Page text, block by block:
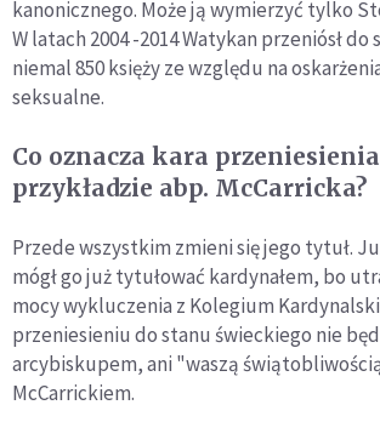
kanonicznego. Może ją wymierzyć tylko
W latach 2004 -2014 Watykan przeniósł
niemal 850 księży ze względu na
seksualne.
Co oznacza kara
przykładzie abp. McCarricka?
Przede wszystkim zmieni się jego tytuł.
mógł go już tytułować kardynałem, bo
mocy wykluczenia z Kolegium
przeniesieniu do stanu świeckiego nie
arcybiskupem, ani "waszą
McCarrickiem.